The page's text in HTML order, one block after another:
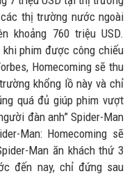
thị trường nước ngoài
khoảng 760 triệu USD.
phim được công chiếu
Homecoming sẽ thu
khổng lồ này và chỉ
quá đủ giúp phim vượt
đàn anh” Spider-Man
Man: Homecoming sẽ
Man ăn khách thứ 3
đến nay, chỉ đứng sau